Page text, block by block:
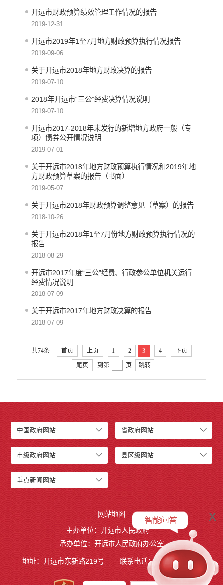
医疗卫生
行政许可
乡村振兴工作信息公开
开远市财政预算绩效管理工作情况的报告
2019-12-31
开远市2019年1至7月地方财政预算执行情况报告
2019-09-06
关于开远市2018年地方财政决算的报告
2019-07-10
2018年开远市“三公”经费决算情况说明
2019-07-10
开远市2017-2018年末发行的新增地方政府一般（专
项）债券公开情况说明
2019-07-01
关于开远市2018年地方财政预算执行情况和2019年地
方财政预算草案的报告（书面）
2019-05-07
关于开远市2018年财政预算调整意见（草案）的报告
2018-10-26
关于开远市2018年1至7月份地方财政预算执行情况的
报告
2018-08-29
开远市2017年度“三公”经费、行政参公单位机关运行
经费情况说明
2018-07-09
关于开远市2017年地方财政决算的报告
2018-07-09
共74条 首页 上页 1 2 3 4 下页
尾页 到第 页 跳转
中国政府网站 省政府网站
市级政府网站 县区级网站
重点新闻网站
网站地图
主办单位：开远市人民政府
承办单位：开远市人民政府办公室
地址：开远市东新路219号 联系电话：0873-7236877
x